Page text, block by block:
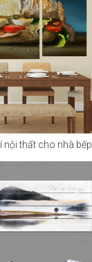
nội thất cho nhà bếp